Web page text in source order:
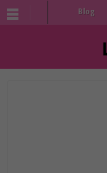
Blog